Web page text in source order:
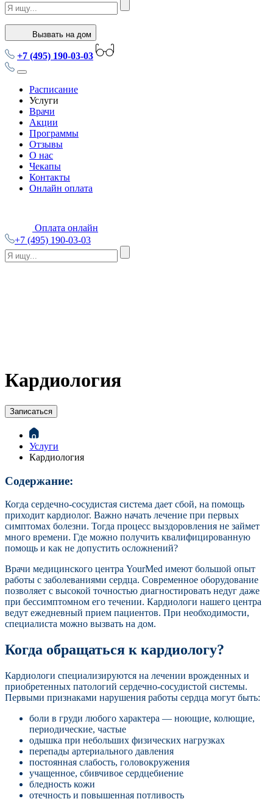
Вызвать на дом
+7 (495) 190-03-03
Расписание
Услуги
Врачи
Акции
Программы
Отзывы
О нас
Чекапы
Контакты
Онлайн оплата
Оплата онлайн
+7 (495) 190-03-03
Кардиология
Записаться
Услуги
Кардиология
Содержание:
Когда сердечно-сосудистая система дает сбой, на помощь
приходит кардиолог. Важно начать лечение при первых
симптомах болезни. Тогда процесс выздоровления не займет
много времени. Где можно получить квалифицированную
помощь и как не допустить осложнений?
Врачи медицинского центра YourMed имеют большой опыт
работы с заболеваниями сердца. Современное оборудование
позволяет с высокой точностью диагностировать недуг даже
при бессимптомном его течении. Кардиологи нашего центра
ведут ежедневный прием пациентов. При необходимости,
специалиста можно вызвать на дом.
Когда обращаться к кардиологу?
Кардиологи специализируются на лечении врожденных и
приобретенных патологий сердечно-сосудистой системы.
Первыми признаками нарушения работы сердца могут быть:
боли в груди любого характера — ноющие, колющие,
периодические, частые
одышка при небольших физических нагрузках
перепады артериального давления
постоянная слабость, головокружения
учащенное, сбивчивое сердцебиение
бледность кожи
отечность и повышенная потливость